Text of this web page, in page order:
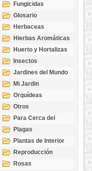
Fungicidas
Glosario
Herbaceas
Hierbas Aromáticas
Huerto y Hortalizas
Insectos
Jardines del Mundo
Mi Jardin
Orquídeas
Otros
Para Cerca del
Estanque
Plagas
Plantas de Interior
Reproducción
Rosas